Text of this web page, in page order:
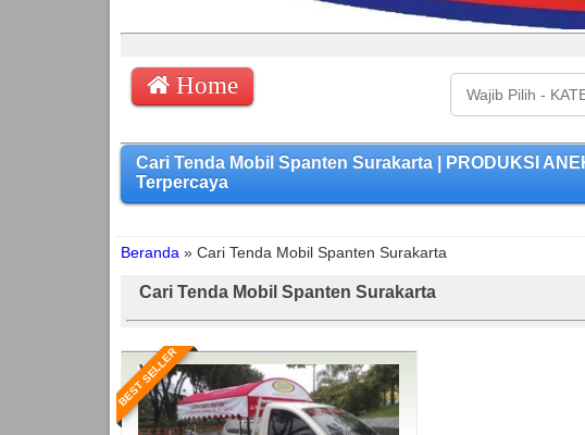
Home
Cari Tenda Mobil Spanten Surakarta | PRODUKSI
Terpercaya
Beranda » Cari Tenda Mobil Spanten Surakarta
Cari Tenda Mobil Spanten Surakarta
BEST SELLER